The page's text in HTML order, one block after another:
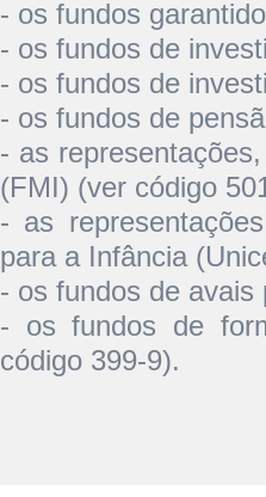
- os fundos
- os fundos de
- os fundos de
- os fundos de
- as
(FMI) (ver código
- as
para a Infância
- os fundos de avais
- os fundos de
código 399-9).